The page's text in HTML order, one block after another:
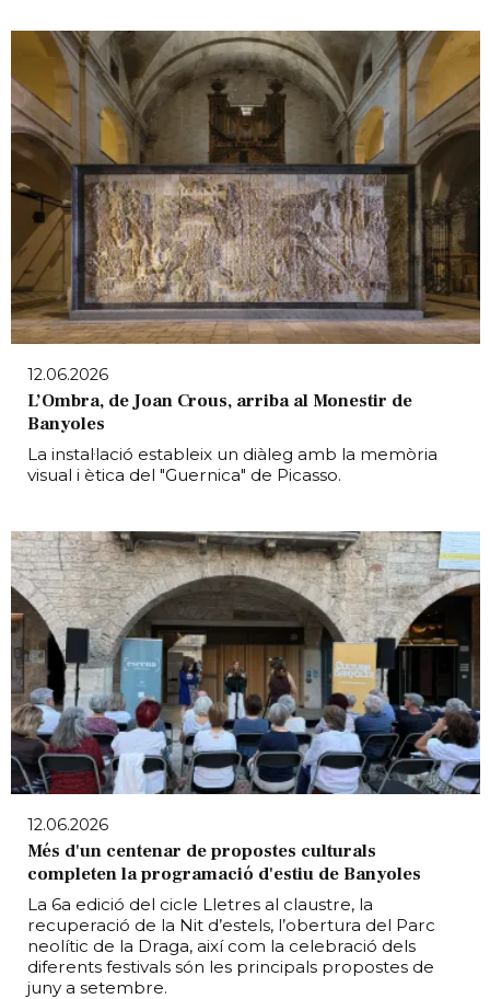
12.06.2026
L’Ombra, de Joan Crous, arriba al Monestir de
Banyoles
La instal·lació estableix un diàleg amb la memòria
visual i ètica del "Guernica" de Picasso.
12.06.2026
Més d'un centenar de propostes culturals
completen la programació d'estiu de Banyoles
La 6a edició del cicle Lletres al claustre, la
recuperació de la Nit d’estels, l’obertura del Parc
neolític de la Draga, així com la celebració dels
diferents festivals són les principals propostes de
juny a setembre.